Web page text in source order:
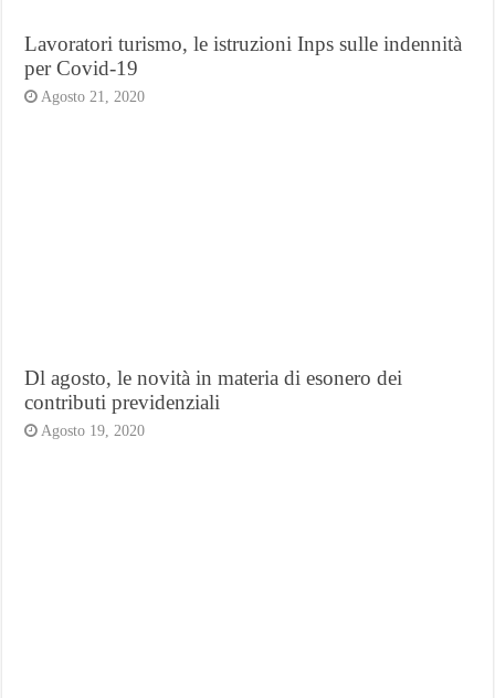
Lavoratori turismo, le istruzioni Inps sulle indennità
per Covid-19
Agosto 21, 2020
Dl agosto, le novità in materia di esonero dei
contributi previdenziali
Agosto 19, 2020